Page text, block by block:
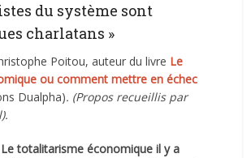
du système sont
charlatans »
Poitou, auteur du livre Le
ou comment mettre en échec
Dualpha). (Propos recueillis par
totalitarisme économique il y a